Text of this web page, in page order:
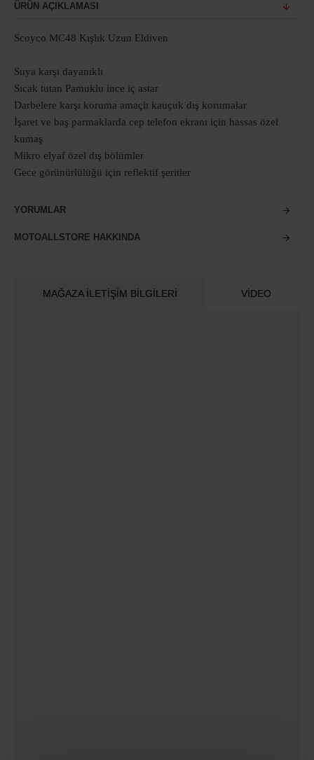
ÜRÜN AÇIKLAMASI
Scoyco MC48 Kışlık Uzun Eldiven
Suya karşı dayanıklı
Sıcak tutan Pamuklu ince iç astar
Darbelere karşı koruma amaçlı kauçuk dış korumalar
İşaret ve baş parmaklarda cep telefon ekranı için hassas özel
kumaş
Mikro elyaf özel dış bölümler
Gece görünürlülüğü için reflektif şeritler
YORUMLAR
MOTOALLSTORE HAKKINDA
MAĞAZA İLETIŞIM BILGILERI VIDEO